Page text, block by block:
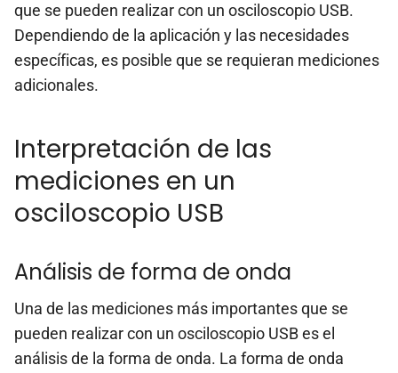
que se pueden realizar con un osciloscopio USB.
Dependiendo de la aplicación y las necesidades
específicas, es posible que se requieran mediciones
adicionales.
Interpretación de las
mediciones en un
osciloscopio USB
Análisis de forma de onda
Una de las mediciones más importantes que se
pueden realizar con un osciloscopio USB es el
análisis de la forma de onda. La forma de onda